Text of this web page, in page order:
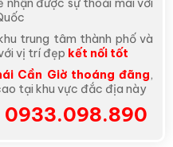
nhận được sự thoải mái với
trung tâm thành phố và
vị trí đẹp kết nối tốt
Cần Giờ thoáng đãng,
tại khu vực đắc địa này